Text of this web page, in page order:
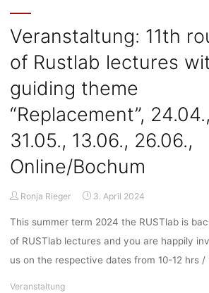
Philosophy
of
Physics
Seminar,
Tuesdays
14:15-
15:45
(CEST),
Bonn/online"
Veranstaltung: 11th
of Rustlab lectures
guiding theme
“Replacement”, 24.04.,
31.05., 13.06., 26.06.,
Online/Bochum
Ronja Rieger 3. April 2024
This summer term 2024 the RUSTlab is
of RUSTlab lectures and you are happily
us on the respective dates from 10-12 hrs /
Veranstaltung